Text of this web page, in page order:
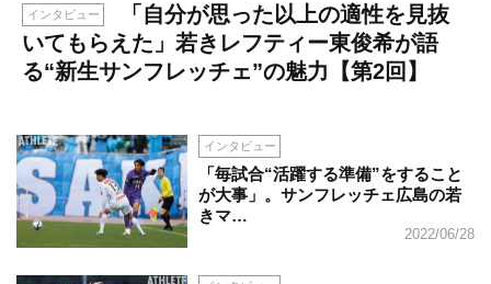
インタビュー
「自分が思った以上の適性を見抜
いてもらえた」若きレフティー東俊希が語
る“新生サンフレッチェ”の魅力【第2回】
インタビュー
「毎試合“活躍する準備”をすること
が大事」。サンフレッチェ広島の若
きマ…
2022/06/28